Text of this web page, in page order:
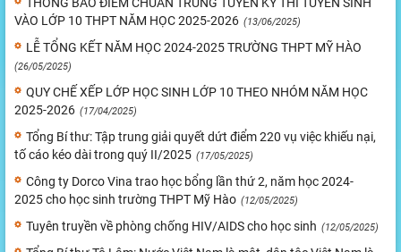
VÀO LỚP 10 THPT NĂM HỌC 2025-2026 (13/06/2025)
LỄ TỔNG KẾT NĂM HỌC 2024-2025 TRƯỜNG THPT MỸ HÀO
(26/05/2025)
QUY CHẾ XẾP LỚP HỌC SINH LỚP 10 THEO NHÓM NĂM HỌC
2025-2026 (17/04/2025)
Tổng Bí thư: Tập trung giải quyết dứt điểm 220 vụ việc khiếu nại,
tố cáo kéo dài trong quý II/2025 (17/05/2025)
Công ty Dorco Vina trao học bổng lần thứ 2, năm học 2024-
2025 cho học sinh trường THPT Mỹ Hào (12/05/2025)
Tuyên truyền về phòng chống HIV/AIDS cho học sinh (12/05/2025)